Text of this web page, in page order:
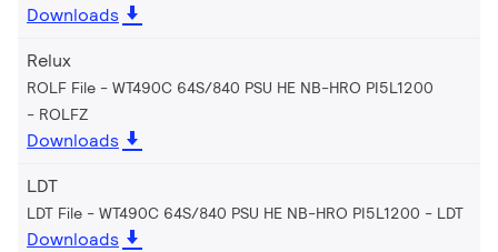
Downloads
Relux
ROLF File - WT490C 64S/840 PSU HE NB-HRO PI5L1200
ROLFZ
Downloads
LDT
LDT File - WT490C 64S/840 PSU HE NB-HRO PI5L1200 LDT
Downloads